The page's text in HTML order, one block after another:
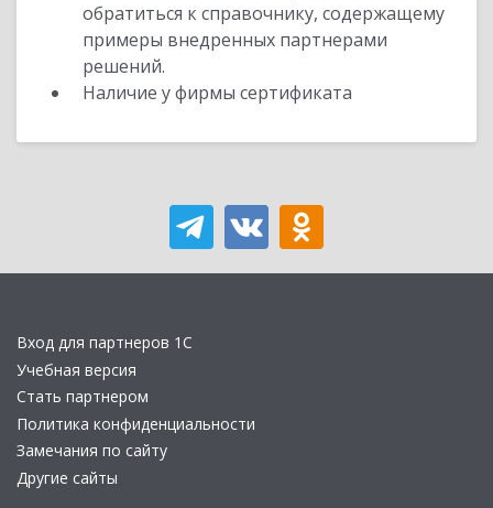
обратиться к справочнику, содержащему
примеры внедренных партнерами
решений.
Наличие у фирмы сертификата
Вход для партнеров 1С
Учебная версия
Стать партнером
Политика конфиденциальности
Замечания по сайту
Другие сайты